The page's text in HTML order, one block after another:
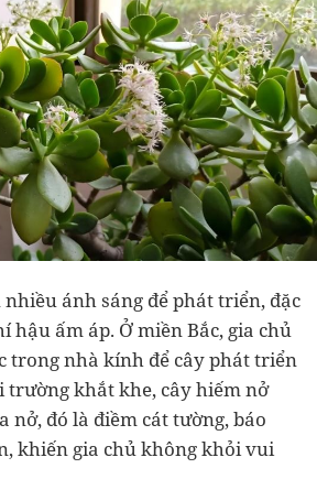
ánh sáng để phát triển, đặc
hậu ấm áp. Ở miền Bắc, gia chủ
trong nhà kính để cây phát triển
trường khắt khe, cây hiếm nở
nở, đó là điềm cát tường, báo
khiến gia chủ không khỏi vui